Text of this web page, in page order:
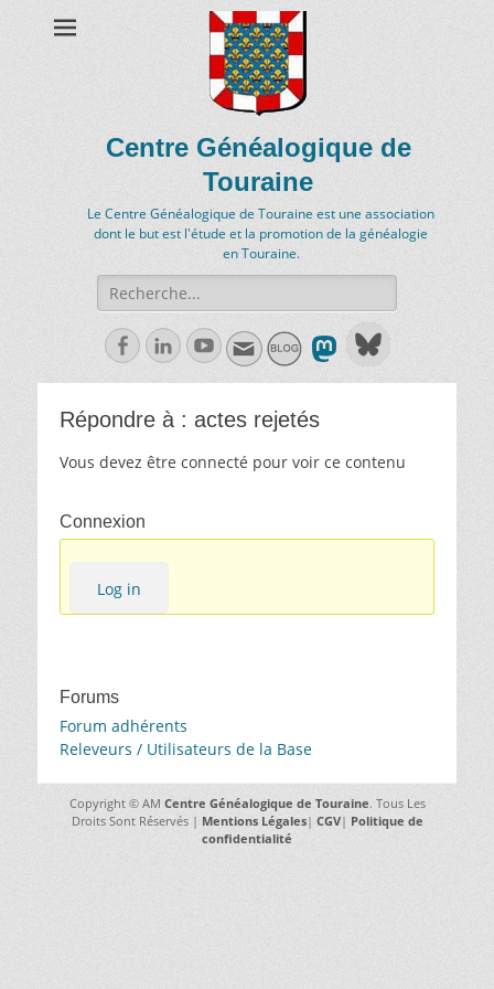
Centre Généalogique de
Touraine
Le Centre Généalogique de Touraine est une association
dont le but est l'étude et la promotion de la généalogie
en Touraine.
Recherche
de:
FacebookLinkedln
Youtube
Répondre à : actes rejetés
Vous devez être connecté pour voir ce contenu
Connexion
Log in
Forums
Forum adhérents
Releveurs / Utilisateurs de la Base
Copyright © AM Centre Généalogique de Touraine. Tous Les
Droits Sont Réservés | Mentions Légales| CGV| Politique de
confidentialité